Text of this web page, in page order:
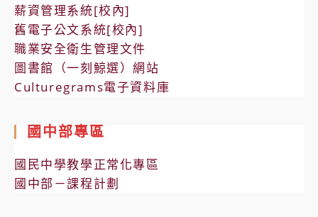
薪資管理系統[校內]
舊電子公文系統[校內]
職業安全衛生管理文件
圖書館（一刻鯨選）網站
Culturegrams電子資料庫
國中部專區
國民中學教學正常化專區
國中部－課程計劃